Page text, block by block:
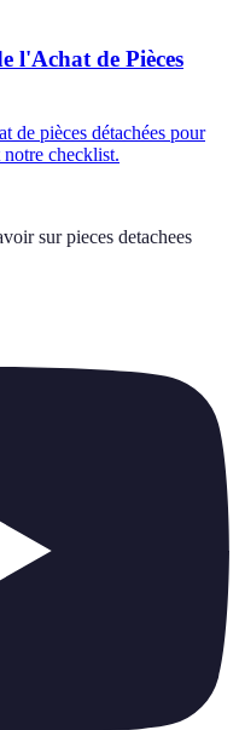
l'Achat de Pièces
de pièces détachées pour
notre checklist.
sur pieces detachees